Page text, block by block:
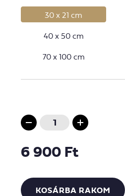
30 x 21 cm
40 x 50 cm
70 x 100 cm
6 900 Ft
KOSÁRBA RAKOM